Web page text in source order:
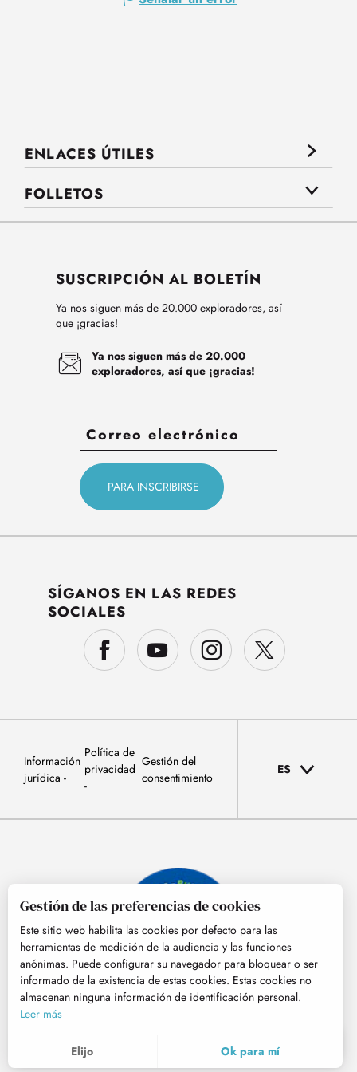
MENÚ
Voir les favoris
Buscar
ENLACES ÚTILES
FOLLETOS
SUSCRIPCIÓN AL BOLETÍN
Ya nos siguen más de 20.000 exploradores, así
que ¡gracias!
Ya nos siguen más de 20.000
exploradores, así que ¡gracias!
SÍGANOS EN LAS REDES
SOCIALES
Información
jurídica
Política de
privacidad
Gestión del
consentimiento
ES
© Tourisme Hautes-Pyrénées
Gestión de las preferencias de cookies
Este sitio web habilita las cookies por defecto para las
herramientas de medición de la audiencia y las funciones
anónimas. Puede configurar su navegador para bloquear o ser
informado de la existencia de estas cookies. Estas cookies no
almacenan ninguna información de identificación personal.
Leer más
Elijo Ok para mí